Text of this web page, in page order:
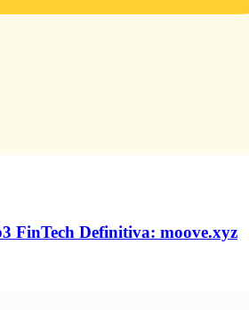
FinTech Definitiva: moove.xyz